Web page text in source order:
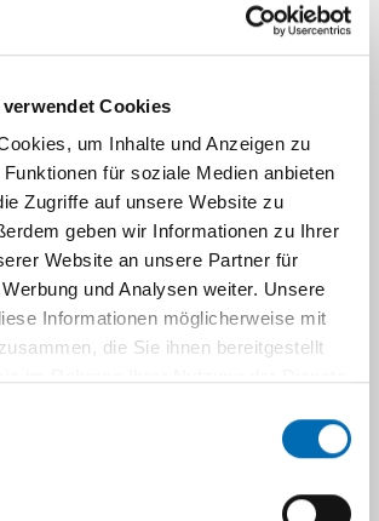
Cookies
um Inhalte und Anzeigen zu
für soziale Medien anbieten
Zugriffe auf unsere Website zu
geben wir Informationen zu Ihrer
Website an unsere Partner für
und Analysen weiter. Unsere
Informationen möglicherweise mit
die Sie ihnen bereitgestellt
und sollten vom Betroffenen
Einer dieser mit Recht
Mitteln für Verbesserung der
bringen und forderte stets
gegen Ausnutzung durch
Er hatte grossen Anhang.
er sich des Besuchs seiner
[/66] als das Kind des
Scharlach erkrankte. Noch in der
sollte ich sofort für
und Desinfektionskolonne
weniger mit Hinweisen auf
über die Geringfügigkeit